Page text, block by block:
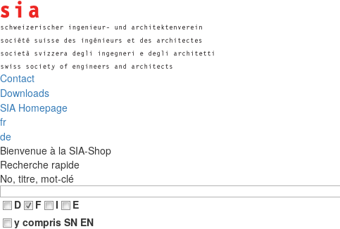
Contact
Downloads
SIA Homepage
fr
de
Bienvenue à la SIA-Shop
Recherche rapide
No, titre, mot-clé
D
F I
E
y compris SN EN